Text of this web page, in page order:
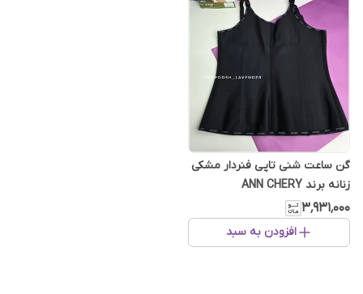
گن ساعت شنی تاپی فنردار مشکی
زنانه برند ANN CHERY
۳٬۹۳۱٬۰۰۰
افزودن به سبد